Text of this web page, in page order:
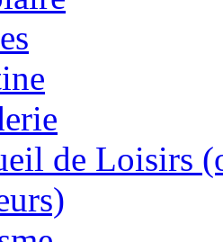
de Loisirs